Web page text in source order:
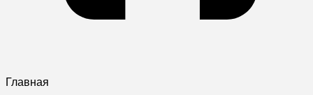
Главная